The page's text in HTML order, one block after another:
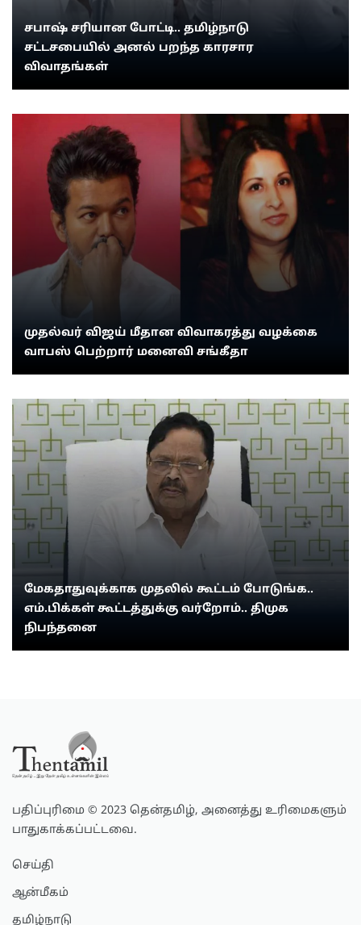
சபாஷ் சரியான போட்டி.. தமிழ்நாடு
சட்டசபையில் அனல் பறந்த காரசார
விவாதங்கள்
முதல்வர் விஜய் மீதான விவாகரத்து வழக்கை
வாபஸ் பெற்றார் மனைவி சங்கீதா
மேகதாதுவுக்காக முதலில் கூட்டம் போடுங்க..
எம்.பிக்கள் கூட்டத்துக்கு வர்றோம்.. திமுக
நிபந்தனை
பதிப்புரிமை © 2023 தென்தமிழ், அனைத்து உரிமைகளும்
பாதுகாக்கப்பட்டவை.
செய்தி
ஆன்மீகம்
தமிழ்நாடு